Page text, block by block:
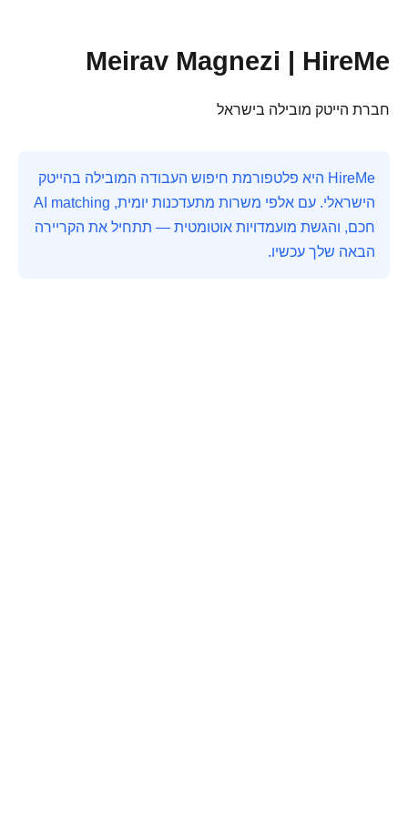
Meirav Magnezi | HireMe
חברת הייטק מובילה בישראל
HireMe היא פלטפורמת חיפוש העבודה המובילה בהייטק
הישראלי. עם אלפי משרות מתעדכנות יומית, AI matching
חכם, והגשת מועמדויות אוטומטית — תתחיל את הקריירה
הבאה שלך עכשיו.